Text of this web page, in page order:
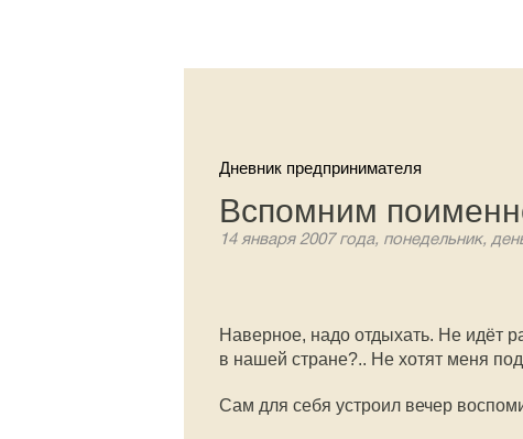
Дневник предпринимателя
Вспомним
14 января 2007 года, понедельник,
Наверное, надо отдыхать. Не идёт
в нашей стране?.. Не хотят меня
Сам для себя устроил вечер